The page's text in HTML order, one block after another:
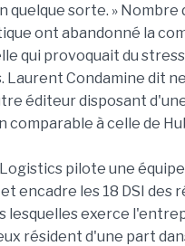
quelque sorte. » Nombre
ont abandonné la
qui provoquait du
Laurent Condamine dit
éditeur disposant
comparable à celle de
Logistics pilote une
encadre les 18 DSI des
lesquelles exerce
résident d'une part